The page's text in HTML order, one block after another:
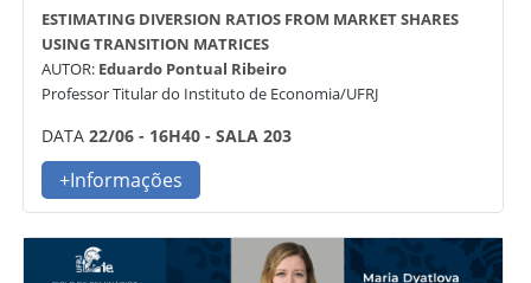
ESTIMATING DIVERSION RATIOS FROM MARKET SHARES
USING TRANSITION MATRICES
AUTOR:Eduardo Pontual Ribeiro
Professor Titular do Instituto de Economia/UFRJ
DATA22/06 - 16H40 - SALA 203
+Informações